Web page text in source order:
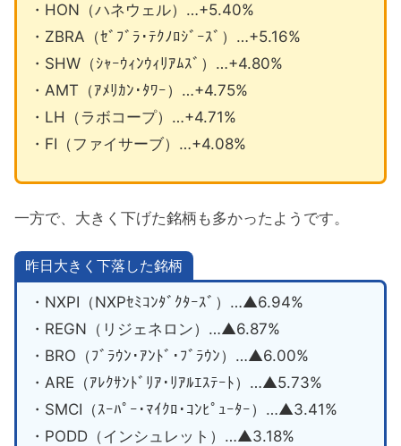
・HON（ハネウェル）…+5.40%
・ZBRA（ｾﾞﾌﾞﾗ･ﾃｸﾉﾛｼﾞｰｽﾞ）…+5.16%
・SHW（ｼｬｰｳｨﾝｳｨﾘｱﾑｽﾞ）…+4.80%
・AMT（ｱﾒﾘｶﾝ･ﾀﾜｰ）…+4.75%
・LH（ラボコープ）…+4.71%
・FI（ファイサーブ）…+4.08%
一方で、大きく下げた銘柄も多かったようです。
昨日大きく下落した銘柄
・NXPI（NXPｾﾐｺﾝﾀﾞｸﾀｰｽﾞ）…▲6.94%
・REGN（リジェネロン）…▲6.87%
・BRO（ﾌﾞﾗｳﾝ･ｱﾝﾄﾞ･ﾌﾞﾗｳﾝ）…▲6.00%
・ARE（ｱﾚｸｻﾝﾄﾞﾘｱ･ﾘｱﾙｴｽﾃｰﾄ）…▲5.73%
・SMCI（ｽｰﾊﾟｰ･ﾏｲｸﾛ･ｺﾝﾋﾟｭｰﾀｰ）…▲3.41%
・PODD（インシュレット）…▲3.18%